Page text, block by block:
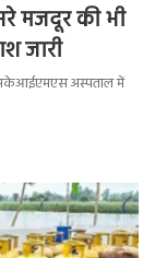
मजदूर की भी
जारी
अस्पताल में